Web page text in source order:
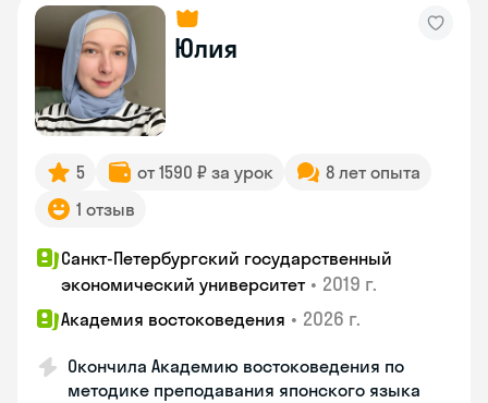
Юлия
5 от 1590 ₽ за урок
8 лет опыта
1 отзыв
Санкт-Петербургский государственный
экономический университет • 2019 г.
Академия востоковедения • 2026 г.
Окончила Академию востоковедения по
методике преподавания японского языка